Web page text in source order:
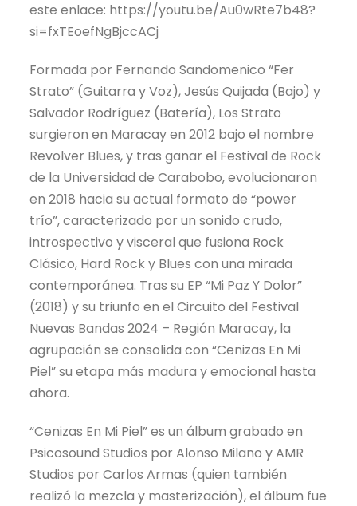
este enlace: https://youtu.be/Au0wRte7b48?
si=fxTEoefNgBjccACj
Formada por Fernando Sandomenico “Fer
Strato” (Guitarra y Voz), Jesús Quijada (Bajo) y
Salvador Rodríguez (Batería), Los Strato
surgieron en Maracay en 2012 bajo el nombre
Revolver Blues, y tras ganar el Festival de Rock
de la Universidad de Carabobo, evolucionaron
en 2018 hacia su actual formato de “power
trío”, caracterizado por un sonido crudo,
introspectivo y visceral que fusiona Rock
Clásico, Hard Rock y Blues con una mirada
contemporánea. Tras su EP “Mi Paz Y Dolor”
(2018) y su triunfo en el Circuito del Festival
Nuevas Bandas 2024 – Región Maracay, la
agrupación se consolida con “Cenizas En Mi
Piel” su etapa más madura y emocional hasta
ahora.
“Cenizas En Mi Piel” es un álbum grabado en
Psicosound Studios por Alonso Milano y AMR
Studios por Carlos Armas (quien también
realizó la mezcla y masterización), el álbum fue